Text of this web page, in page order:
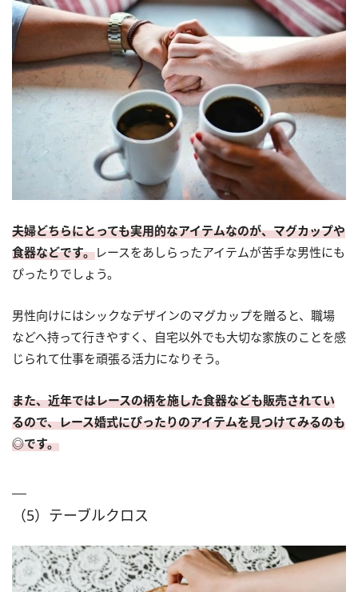
夫婦どちらにとっても実用的なアイテムなのが、マグカップや
食器などです。レースをあしらったアイテムが苦手な男性にも
ぴったりでしょう。
男性向けにはシックなデザインのマグカップを贈ると、職場
などへ持って行きやすく、自宅以外でも大切な家族のことを感
じられて仕事を頑張る活力になりそう。
また、近年ではレースの柄を施した食器なども販売されてい
るので、レース婚式にぴったりのアイテムを見つけてみるのも
◎です。
（5）テーブルクロス